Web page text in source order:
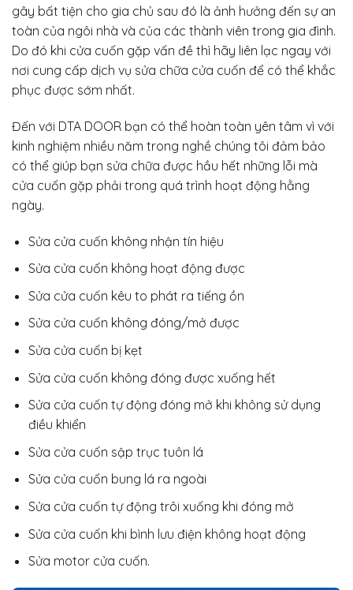
gây bất tiện cho gia chủ sau đó là ảnh hưởng đến sự an
toàn của ngôi nhà và của các thành viên trong gia đình.
Do đó khi cửa cuốn gặp vấn đề thì hãy liên lạc ngay với
nơi cung cấp dịch vụ sửa chữa cửa cuốn để có thể khắc
phục được sớm nhất.
Đến với DTA DOOR bạn có thể hoàn toàn yên tâm vì với
kinh nghiệm nhiều năm trong nghề chúng tôi đảm bảo
có thể giúp bạn sửa chữa được hầu hết những lỗi mà
cửa cuốn gặp phải trong quá trình hoạt động hằng
ngày.
Sửa cửa cuốn không nhận tín hiệu
Sửa cửa cuốn không hoạt động được
Sửa cửa cuốn kêu to phát ra tiếng ồn
Sửa cửa cuốn không đóng/mở được
Sửa cửa cuốn bị kẹt
Sửa cửa cuốn không đóng được xuống hết
Sửa cửa cuốn tự động đóng mở khi không sử dụng
điều khiển
Sửa cửa cuốn sập trục tuôn lá
Sửa cửa cuốn bung lá ra ngoài
Sửa cửa cuốn tự động trôi xuống khi đóng mở
Sửa cửa cuốn khi bình lưu điện không hoạt động
Sửa motor cửa cuốn.